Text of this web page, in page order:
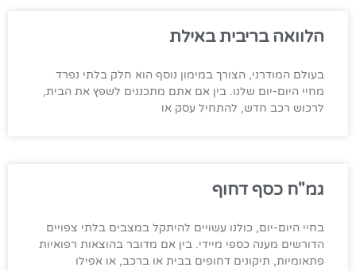
הלוואה בריבית באילת
בעולם המודרני, הצורך במימון נוסף הוא חלק בלתי נפרד
מחיי היום-יום שלנו. בין אם אתם מתכננים לשפץ את הבית,
לרכוש רכב חדש, להתחיל עסק או
גמ"ח כסף דחוף
בחיי היום-יום, כולנו עשויים להיתקל במצבים בלתי צפויים
הדורשים מענה כספי מיידי. בין אם מדובר בהוצאות רפואיות
פתאומיות, תיקונים דחופים בבית או ברכב, או אפילו